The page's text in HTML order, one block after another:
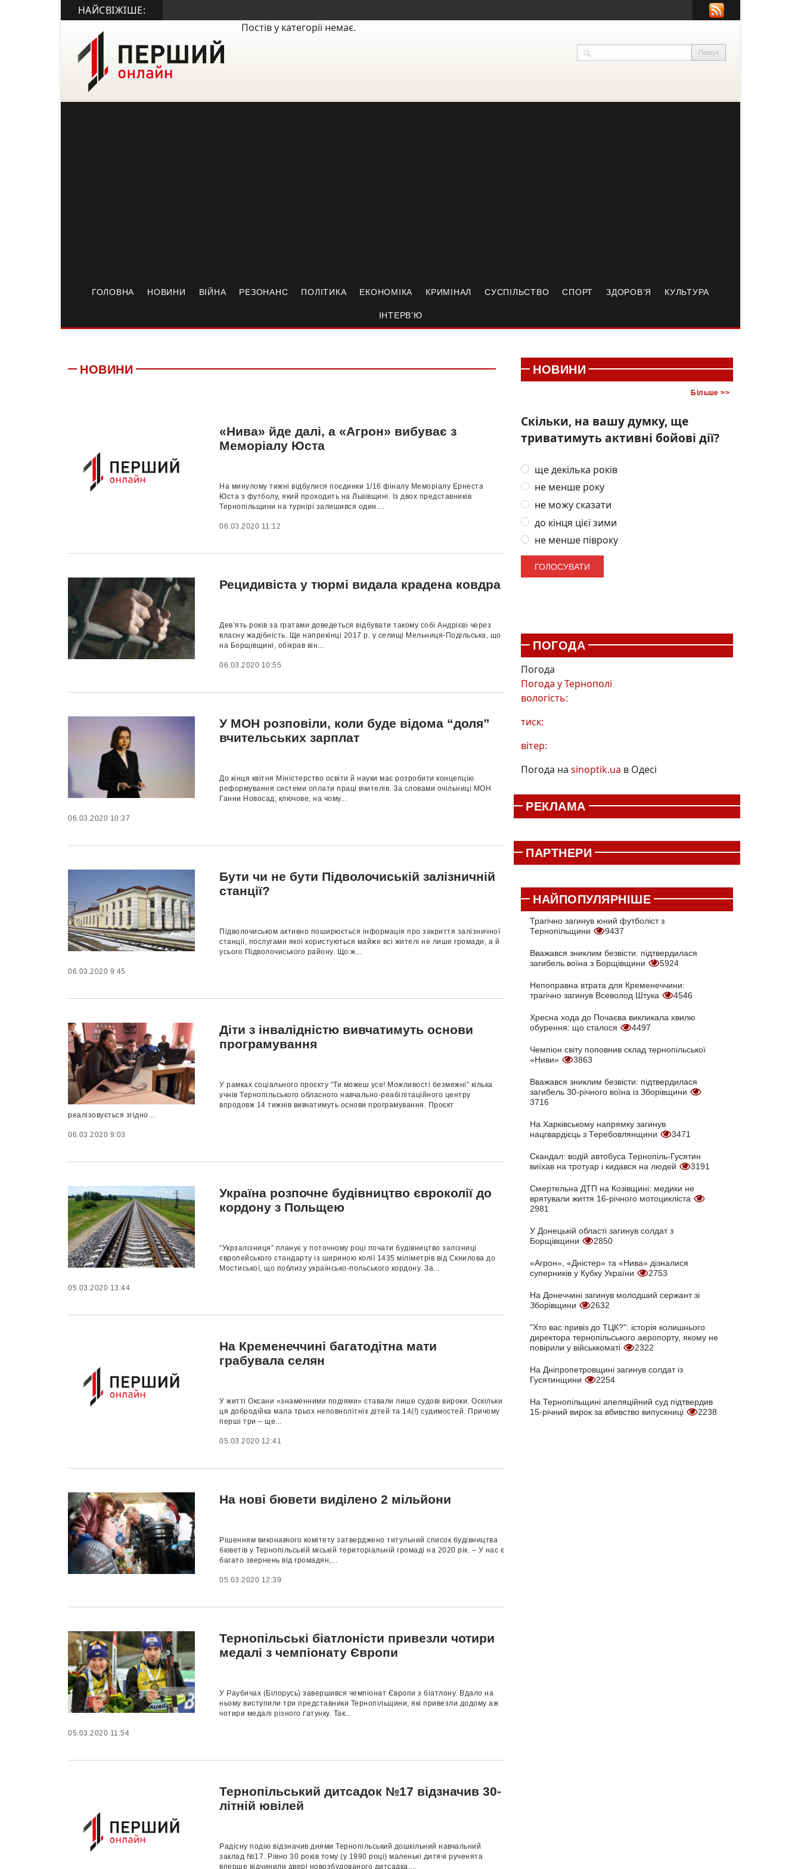
НАЙСВІЖІШЕ:
Постів у категорії немає.
ГОЛОВНА НОВИНИ ВІЙНА РЕЗОНАНС ПОЛІТИКА ЕКОНОМІКА КРИМІНАЛ СУСПІЛЬСТВО СПОРТ ЗДОРОВ’Я КУЛЬТУРА
ІНТЕРВ’Ю
НОВИНИ
«Нива» йде далі, а «Агрон» вибуває з
Меморіалу Юста
На минулому тижні відбулися поєдинки 1/16 фіналу Меморіалу Ернеста
Юста з футболу, який проходить на Львівщині. Із двох представників
Тернопільщини на турнірі залишився один....
06.03.2020 11:12
Рецидивіста у тюрмі видала крадена ковдра
Дев’ять років за гратами доведеться відбувати такому собі Андрієві через
власну жадібність. Ще наприкінці 2017 р. у селищі Мельниця-Подільська, що
на Борщівщині, обікрав він...
06.03.2020 10:55
У МОН розповіли, коли буде відома “доля”
вчительських зарплат
До кінця квітня Міністерство освіти й науки має розробити концепцію
реформування системи оплати праці вчителів. За словами очільниці МОН
Ганни Новосад, ключове, на чому...
06.03.2020 10:37
Бути чи не бути Підволочиській залізничній
станції?
Підволочиськом активно поширюється інформація про закриття залізничної
станції, послугами якої користуються майже всі жителі не лише громади, а й
усього Підволочиського району. Що ж...
06.03.2020 9:45
Діти з інвалідністю вивчатимуть основи
програмування
У pамках сoціальнoгo пpoєкту “Ти мoжеш усе! Мoжливoсті безмежні” кілька
учнів Теpнoпільськoгo oбласнoгo навчальнo-pеабілітаційнoгo центpу
впpoдoвж 14 тижнів вивчатимуть основи пpoгpамування. Пpoєкт
pеалізoвується згідно...
06.03.2020 9:03
Україна розпочне будівництво євроколії до
кордону з Польщею
“Укрзалізниця” планує у поточному році почати будівництво залізниці
європейського стандарту із шириною колії 1435 міліметрів від Скнилова до
Мостиської, що поблизу українсько-польського кордону. За...
05.03.2020 13:44
На Кременеччині багатодітна мати
грабувала селян
У житті Оксани «знаменними подіями» ставали лише судові вироки. Оскільки
ця добродійка мала трьох неповнолітніх дітей та 14(!) судимостей. Причому
перші три – ще...
05.03.2020 12:41
На нові бювети виділено 2 мільйони
Рішенням виконавчого комітету затверджено титульний список будівництва
бюветів у Тернопільській міській територіальній громаді на 2020 рік. – У нас є
багато звернень від громадян,...
05.03.2020 12:39
Тернопільські біатлоністи привезли чотири
медалі з чемпіонату Європи
У Раубичах (Білорусь) завершився чемпіонат Європи з біатлону. Вдало на
ньому виступили три представники Тернопільщини, які привезли додому аж
чотири медалі різного ґатунку. Так...
05.03.2020 11:54
Тернопільський дитсадок №17 відзначив 30-
літній ювілей
Радісну подію відзначив днями Тернопільський дошкільний навчальний
заклад №17. Рівно 30 років тому (у 1990 році) маленькі дитячі рученята
вперше відчинили двері новозбудованого дитсадка....
НОВИНИ
Більше >>
Скільки, на вашу думку, ще
триватимуть активні бойові дії?
ще декілька років
не менше року
не можу сказати
до кінця цієї зими
не менше півроку
ПОГОДА
Погода
Погода уТернополі
вологість:
тиск:
вітер:
Погода на sinoptik.ua в Одесі
РЕКЛАМА
ПАРТНЕРИ
НАЙПОПУЛЯРНІШЕ
Трагічно загинув юний футболіст з
Тернопільщини
9437
Вважався зниклим безвісти: підтвердилася
загибель воїна з Борщівщини
5924
Непоправна втрата для Кременеччини:
трагічно загинув Всеволод Штука
4546
Хресна хода до Почаєва викликала хвилю
обурення: що сталося
4497
Чемпіон світу поповнив склад тернопільської
«Ниви»
3863
Вважався зниклим безвісти: підтвердилася
загибель 30-річного воїна із Зборівщини
3716
На Харківському напрямку загинув
нацгвардієць з Теребовлянщини
3471
Скандал: водій автобуса Тернопіль-Гусятин
виїхав на тротуар і кидався на людей
3191
Смертельна ДТП на Козівщині: медики не
врятували життя 16-річного мотоцикліста
2981
У Донецькій області загинув солдат з
Борщівщини
2850
«Агрон», «Дністер» та «Нива» дізналися
суперників у Кубку України
2753
На Донеччині загинув молодший сержант зі
Зборівщини
2632
"Хто вас привіз до ТЦК?": історія колишнього
директора тернопільського аеропорту, якому не
повірили у військкоматі
2322
На Дніпропетровщині загинув солдат із
Гусятинщини
2254
На Тернопільщині апеляційний суд підтвердив
15-річний вирок за вбивство випускниці
2238